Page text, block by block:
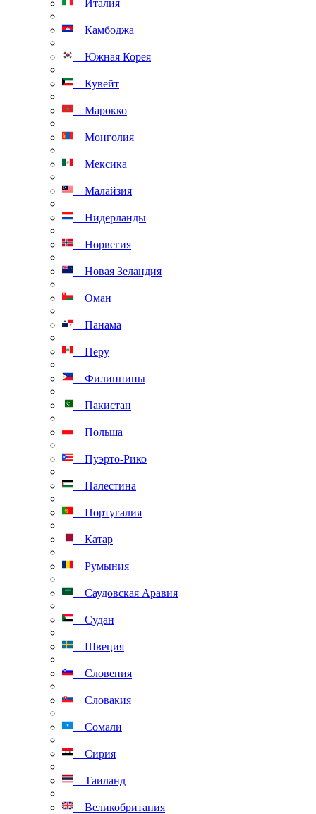
Италия
Камбоджа
Южная Корея
Кувейт
Марокко
Монголия
Мексика
Малайзия
Нидерланды
Норвегия
Новая Зеландия
Оман
Панама
Перу
Филиппины
Пакистан
Польша
Пуэрто-Рико
Палестина
Португалия
Катар
Румыния
Саудовская Аравия
Судан
Швеция
Словения
Словакия
Сомали
Сирия
Таиланд
Великобритания